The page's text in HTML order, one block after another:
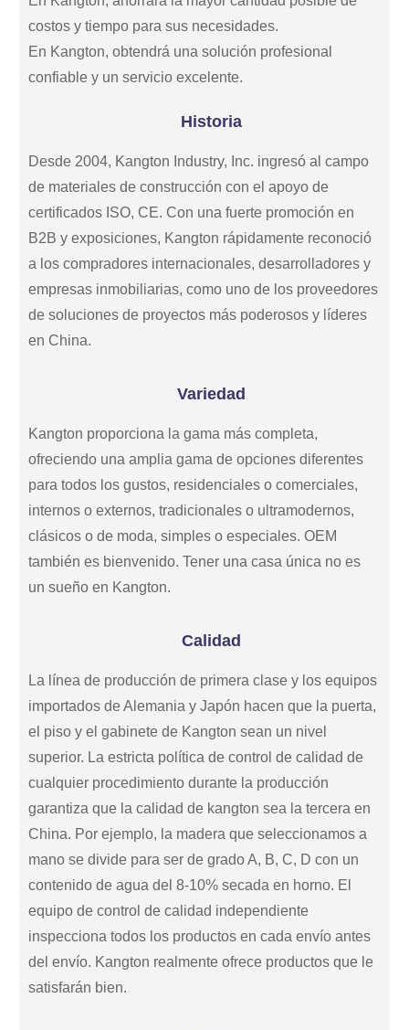
costos y tiempo para sus necesidades.
En Kangton, obtendrá una solución profesional
confiable y un servicio excelente.
Historia
Desde 2004, Kangton Industry, Inc. ingresó al campo
de materiales de construcción con el apoyo de
certificados ISO, CE. Con una fuerte promoción en
B2B y exposiciones, Kangton rápidamente reconoció
a los compradores internacionales, desarrolladores y
empresas inmobiliarias, como uno de los proveedores
de soluciones de proyectos más poderosos y líderes
en China.
Variedad
Kangton proporciona la gama más completa,
ofreciendo una amplia gama de opciones diferentes
para todos los gustos, residenciales o comerciales,
internos o externos, tradicionales o ultramodernos,
clásicos o de moda, simples o especiales. OEM
también es bienvenido. Tener una casa única no es
un sueño en Kangton.
Calidad
La línea de producción de primera clase y los equipos
importados de Alemania y Japón hacen que la puerta,
el piso y el gabinete de Kangton sean un nivel
superior. La estricta política de control de calidad de
cualquier procedimiento durante la producción
garantiza que la calidad de kangton sea la tercera en
China. Por ejemplo, la madera que seleccionamos a
mano se divide para ser de grado A, B, C, D con un
contenido de agua del 8-10% secada en horno. El
equipo de control de calidad independiente
inspecciona todos los productos en cada envío antes
del envío. Kangton realmente ofrece productos que le
satisfarán bien.